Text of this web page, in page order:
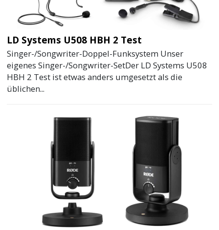
LD Systems U508 HBH 2 Test
Singer-/Songwriter-Doppel-Funksystem Unser
eigenes Singer-/Songwriter-SetDer LD Systems U508
HBH 2 Test ist etwas anders umgesetzt als die
üblichen...